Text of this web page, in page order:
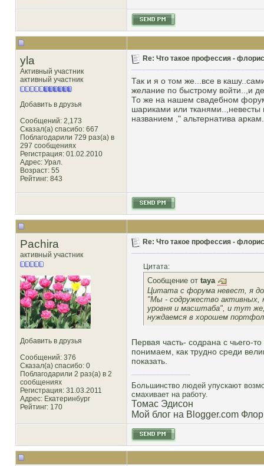
yla
Активный участник
активный участник
Добавить в друзья
Сообщений: 2,173
Сказал(а) спасибо: 667
Поблагодарили 729 раз(а) в
297 сообщениях
Регистрация: 01.02.2010
Адрес: Урал.
Возраст: 55
Рейтинг: 843
Re: Что такое профессия -
Так и я о том же...все в
желание по быстрому войти..,и
То же на нашем свадебном
шариками или
названием ," альтернатива
Pachira
активный участник
Добавить в друзья
Сообщений: 376
Сказал(а) спасибо: 0
Поблагодарили 2 раз(а) в 2
сообщениях
Регистрация: 31.03.2011
Адрес: Екатеринбург
Рейтинг: 170
Re: Что такое профессия -
Цитата:
Сообщение от taya
Цитата с форума невест, я
"Мы - содружество активных,
уровня и масштаба", и тут
нуждаемся в хорошем
Первая часть- содрана с чьего-
понимаем, как трудно среди
показать.
Большинство людей упускают
смахивает на работу.
Томас Эдисон
Мой блог на Blogger.com